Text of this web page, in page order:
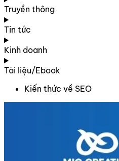
Truyền thông
Tin tức
Kinh doanh
Tài liệu/Ebook
Kiến thức về SEO